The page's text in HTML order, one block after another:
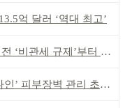
억 달러 ‘역대 최고’
관세 규제’부터 챙겨야
장벽 관리 초점 ‘리브랜딩’